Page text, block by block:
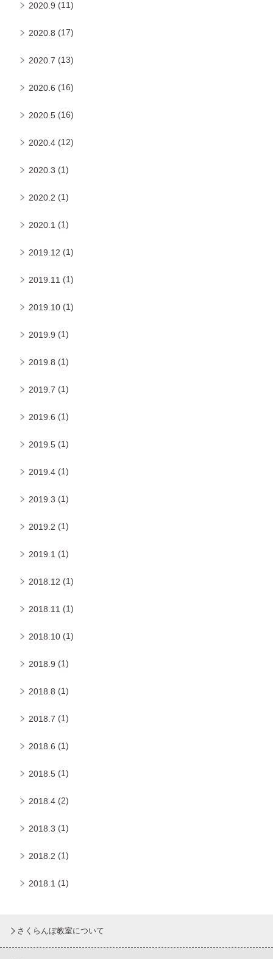
2020.9 (11)
2020.8 (17)
2020.7 (13)
2020.6 (16)
2020.5 (16)
2020.4 (12)
2020.3 (1)
2020.2 (1)
2020.1 (1)
2019.12 (1)
2019.11 (1)
2019.10 (1)
2019.9 (1)
2019.8 (1)
2019.7 (1)
2019.6 (1)
2019.5 (1)
2019.4 (1)
2019.3 (1)
2019.2 (1)
2019.1 (1)
2018.12 (1)
2018.11 (1)
2018.10 (1)
2018.9 (1)
2018.8 (1)
2018.7 (1)
2018.6 (1)
2018.5 (1)
2018.4 (2)
2018.3 (1)
2018.2 (1)
2018.1 (1)
さくらんぼ教室について